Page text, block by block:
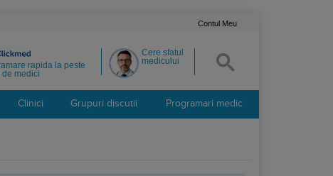
Contul Meu
Cere sfatul
medicului
rapida la peste
de medici
Clinici Grupuri discutii Programari medic